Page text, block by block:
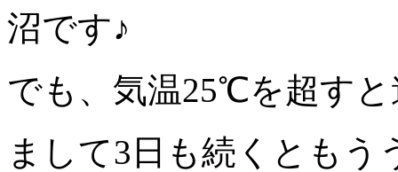
沼です♪
でも、気温25℃を超す
まして3日も続くともう